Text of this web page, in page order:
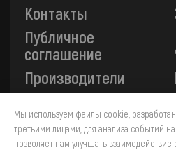
Контакты
Публичное
соглашение
Производители
Все платежи на сайте
Secure. Прием платежей
Мы используем файлы cookie,
третьими лицами, для анализа событий
позволяет нам улучшать взаимодействие